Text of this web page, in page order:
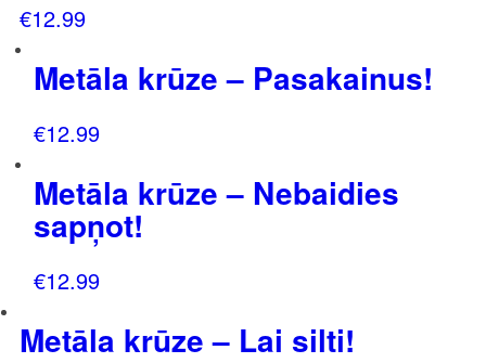
€12.99
Metāla krūze – Pasakainus!
€12.99
Metāla krūze – Nebaidies
sapņot!
€12.99
Metāla krūze – Lai silti!